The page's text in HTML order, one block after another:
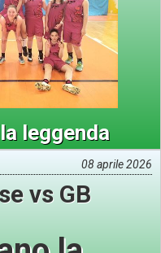
leggenda
08 aprile 2026
vs GB